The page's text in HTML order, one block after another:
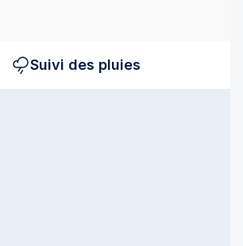
Suivi des pluies